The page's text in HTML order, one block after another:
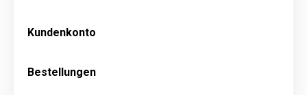
Kundenkonto
Bestellungen